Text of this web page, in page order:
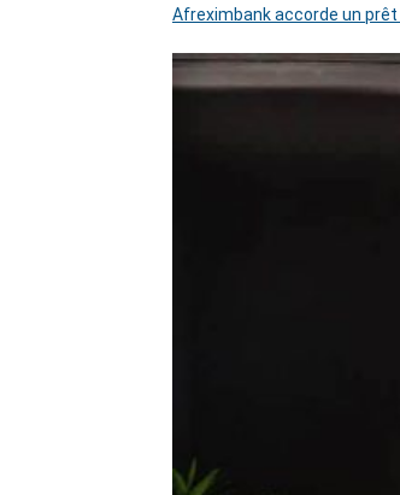
Afreximbank accorde un prêt